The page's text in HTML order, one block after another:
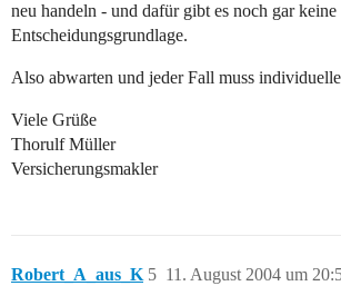
neu handeln - und dafür gibt es noch gar keine
Entscheidungsgrundlage.
Also abwarten und jeder Fall muss
Viele Grüße
Thorulf Müller
Versicherungsmakler
Robert_A_aus_K 11. August 2004 um
5